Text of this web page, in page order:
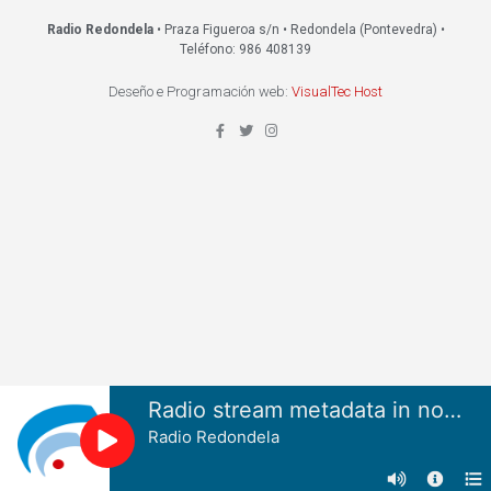
Radio Redondela• Praza Figueroa s/n • Redondela (Pontevedra) •
Teléfono: 986 408139
Deseño e Programación web: VisualTec Host
Radio stream metadata in not available.
Radio Redondela